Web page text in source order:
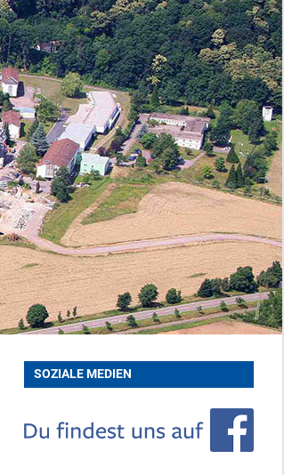
SOZIALE MEDIEN